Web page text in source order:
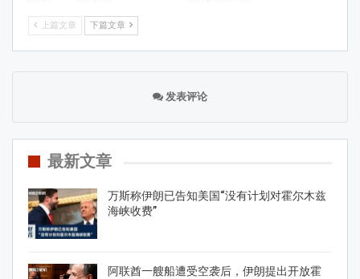
上篇文章 下篇文章
发表评论
最新文章
万斯称伊朗已告知美国“没有计划对霍尔木兹
海峡收费”
阿联酋一艘船遭受空袭后，伊朗提出开放霍